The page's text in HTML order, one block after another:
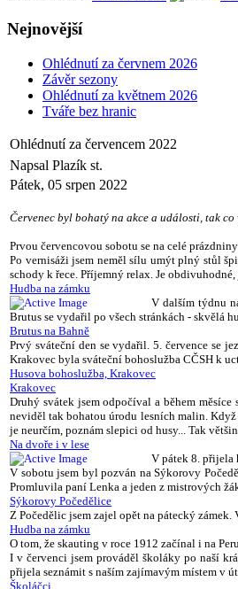
Nejnovější
Ohlédnutí za červnem 2026
Závěr sezony
Ohlédnutí za květnem 2026
Tváře bez hranic
Ohlédnutí za červencem 2022
Napsal Plazík st.
Pátek, 05 srpen 2022
Červenec byl bohatý na akce a události, tak
Prvou červencovou sobotu se na celé
Po vernisáži jsem neměl sílu umýt plný stůl
schody k řece. Příjemný relax. Je
Hudba na zámku
V dalším týdnu
Brutus se vydařil po všech stránkách - skvělá
Brutus na Bahně
Prvý sváteční den se vydařil. 5. července se
Krakovec byla sváteční bohoslužba CČSH k
Husova bohoslužba, Krakovec
Krakovec
Druhý svátek jsem odpočíval a během
neviděl tak bohatou úrodu lesních malin.
je neurčím, poznám slepici od husy... Tak
Na dvoře i v lese
V pátek 8. přijela
V sobotu jsem byl pozván na Sýkorovy
Promluvila paní Lenka a jeden z mistrových
Sýkorovy Počedělice
Z Počedělic jsem zajel opět na pátecký
Hudba na zámku
O tom, že skauting v roce 1912 začínal i na
I v červenci jsem prováděl školáky po naší
přijela seznámit s naším zajímavým místem v
Školáčci